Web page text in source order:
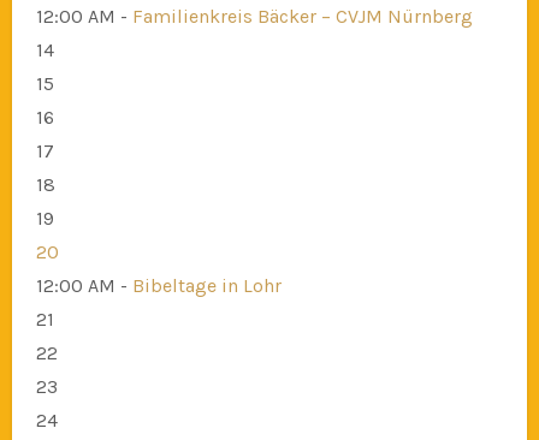
12:00 AM - Familienkreis Bäcker – CVJM Nürnberg
14
15
16
17
18
19
20
12:00 AM - Bibeltage in Lohr
21
22
23
24